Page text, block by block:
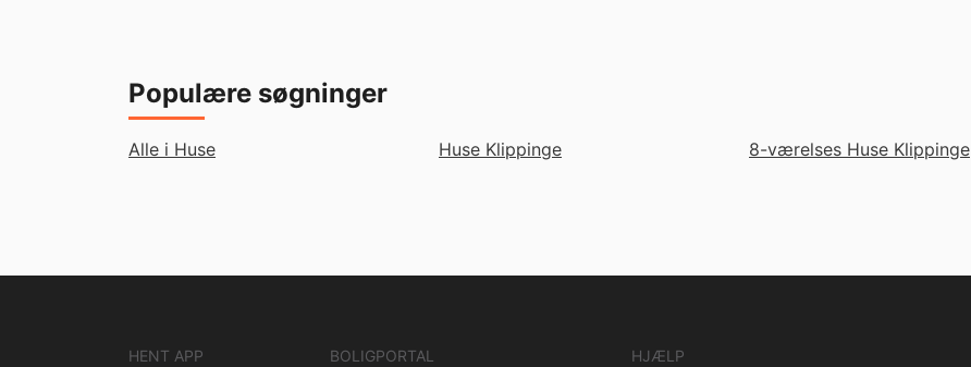
Populære søgninger
Alle i Huse Huse Klippinge 8-værelses Huse Klippinge
HENT APP
BOLIGPORTAL
HJÆLP